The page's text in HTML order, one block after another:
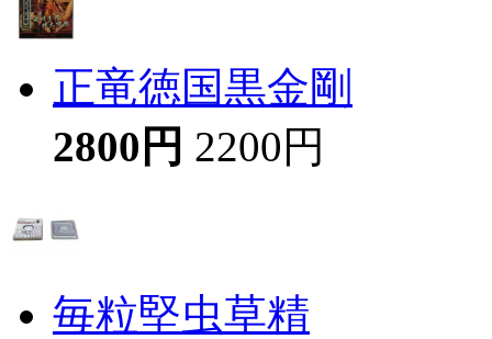
正竜徳国黒金剛
2800円 2200円
毎粒堅虫草精